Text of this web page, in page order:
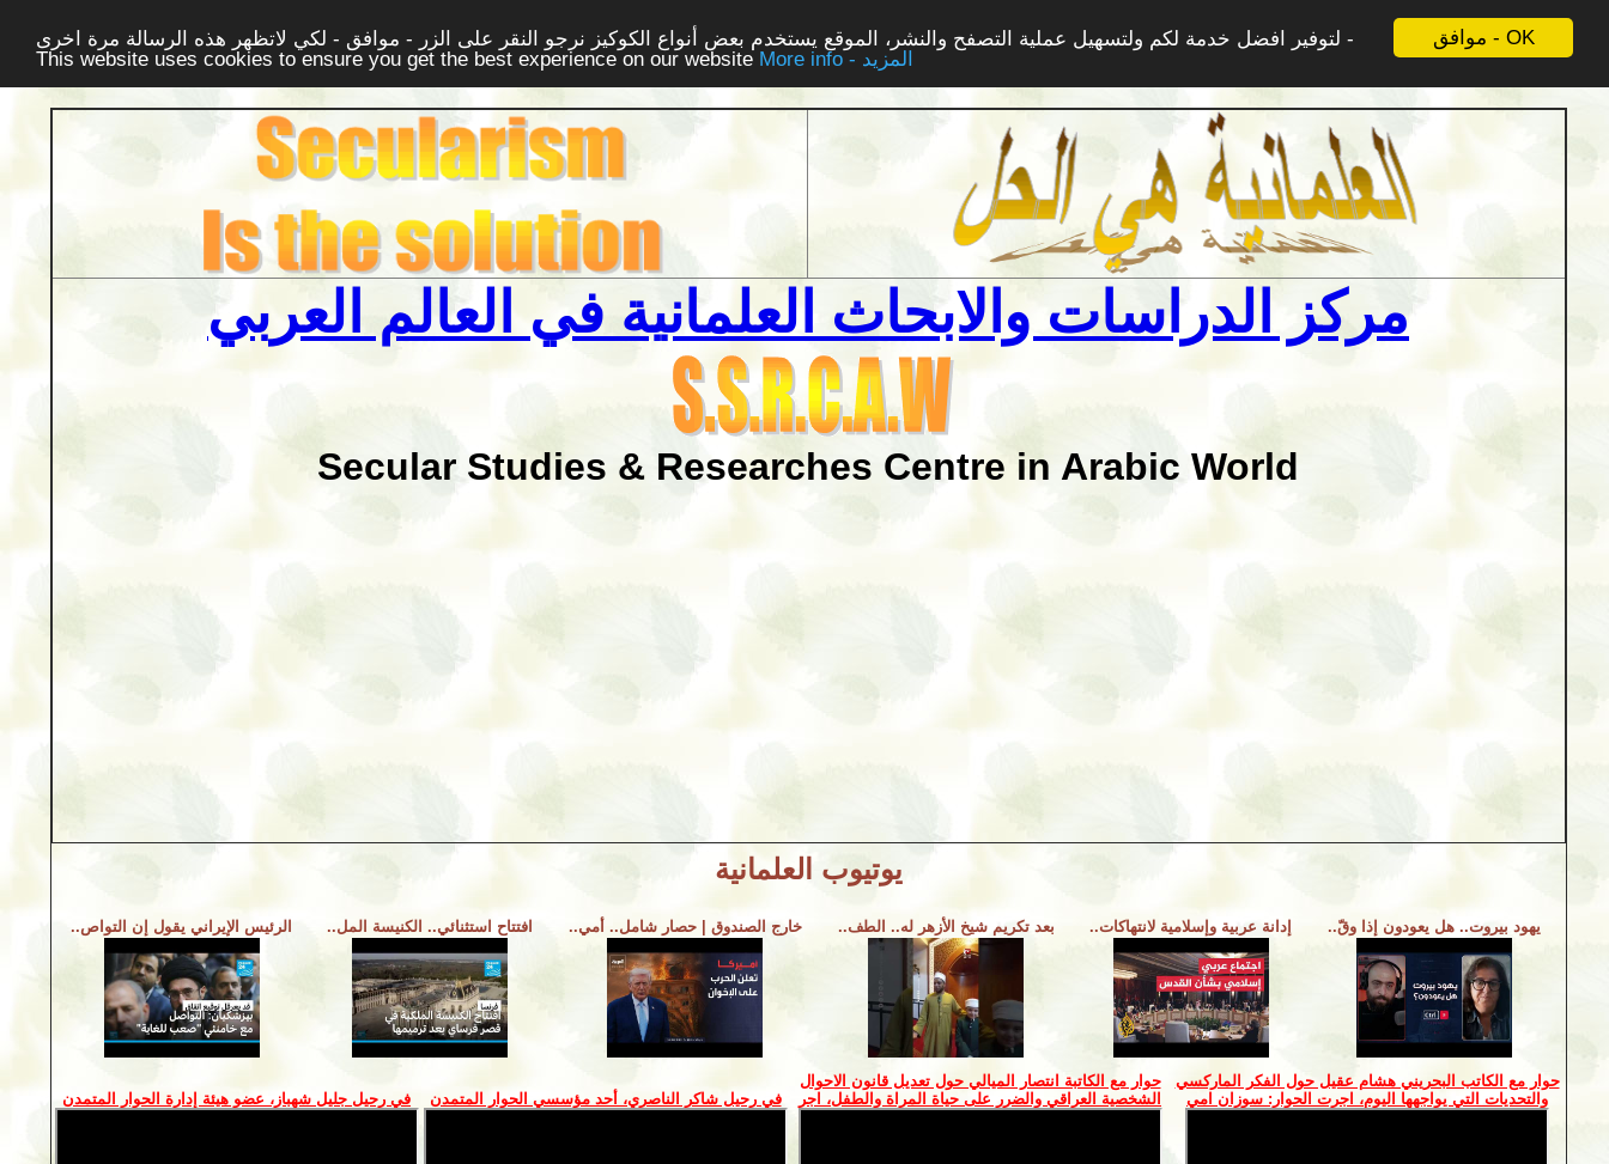
موافق - OK
لتوفير افضل خدمة لكم ولتسهيل عملية التصفح والنشر، الموقع يستخدم بعض أنواع الكوكيز نرجو النقر على الزر - موافق - لكي لاتظهر هذه الرسالة مرة اخرى -
This website uses cookies to ensure you get the best experience on our website
More info - المزيد
مركز الدراسات والابحاث العلمانية في العالم العربي
Secular Studies & Researches Centre in Arabic World
يوتيوب العلمانية
الرئيس الإيراني يقول إن التواص.. افتتاح استثنائي.. الكنيسة المل.. خارج الصندوق | حصار شامل.. أمي.. بعد تكريم شيخ الأزهر له.. الطف.. إدانة عربية وإسلامية لانتهاكات.. يهود بيروت.. هل يعودون إذا وقّ..
في رحيل جليل شهباز، عضو هيئة إدارة الحوار المتمدن في رحيل شاكر الناصري، أحد مؤسسي الحوار المتمدن
حوار مع الكاتبة انتصار الميالي حول تعديل قانون الاحوال
الشخصية العراقي والضرر على حياة المراة والطفل، اجر
حوار مع الكاتب البحريني هشام عقيل حول الفكر الماركسي
والتحديات التي يواجهها اليوم، اجرت الحوار: سوزان امي